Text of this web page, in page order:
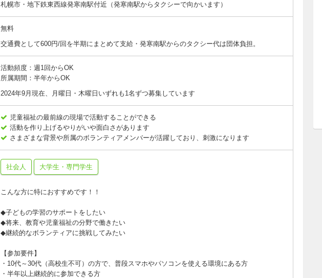
札幌市・地下鉄東西線発寒南駅付近（発寒南駅からタクシーで向かいます）
無料
交通費として600円/回を半期にまとめて支給・発寒南駅からのタクシー代は団体負担。
活動頻度：週1回からOK
所属期間：半年からOK
2024年9月現在、月曜日・木曜日いずれも1名ずつ募集しています
児童福祉の最前線の現場で活動することができる
活動を作り上げるやりがいや面白さがあります
さまざまな背景や所属のボランティアメンバーが活躍しており、刺激になります
社会人
大学生・専門学生
こんな方に特におすすめです！！
◆子どもの学習のサポートをしたい
◆将来、教育や児童福祉の分野で働きたい
◆継続的なボランティアに挑戦してみたい
【参加要件】
・10代～30代（高校生不可）の方で、普段スマホやパソコンを使える環境にある方
・半年以上継続的に参加できる方